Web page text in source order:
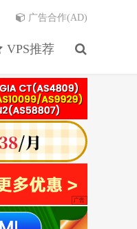
VPS推荐
广告合作(AD)